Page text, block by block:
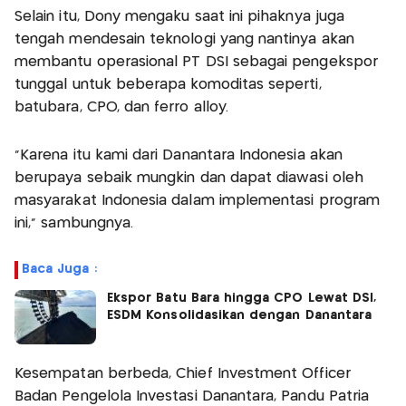
Selain itu, Dony mengaku saat ini pihaknya juga
tengah mendesain teknologi yang nantinya akan
membantu operasional PT DSI sebagai pengekspor
tunggal untuk beberapa komoditas seperti,
batubara, CPO, dan ferro alloy.
"Karena itu kami dari Danantara Indonesia akan
berupaya sebaik mungkin dan dapat diawasi oleh
masyarakat Indonesia dalam implementasi program
ini," sambungnya.
Baca Juga :
Ekspor Batu Bara hingga CPO Lewat DSI,
ESDM Konsolidasikan dengan Danantara
Kesempatan berbeda, Chief Investment Officer
Badan Pengelola Investasi Danantara, Pandu Patria